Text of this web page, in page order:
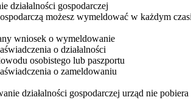
działalności gospodarczej
możesz wymeldować w każdym
wniosek o wymeldowanie
o działalności
osobistego lub paszportu
o zameldowaniu
działalności gospodarczej urząd nie pobiera